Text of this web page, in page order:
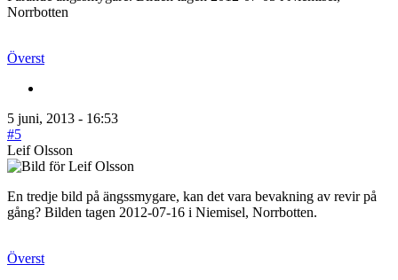
Norrbotten
Överst
5 juni, 2013 - 16:53
#5
Leif Olsson
En tredje bild på ängssmygare, kan det vara bevakning av revir på
gång? Bilden tagen 2012-07-16 i Niemisel, Norrbotten.
Överst